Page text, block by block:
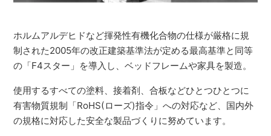
ホルムアルデヒドなど揮発性有機化合物の仕様が厳格に規
制された2005年の改正建築基準法が定める最高基準と同等
の「F4スター」を導入し、ベッドフレームや家具を製造。
使用するすべての塗料、接着剤、合板などひとつひとつに
有害物質規制「RoHS(ローズ)指令」への対応など、国内外
の規格に対応した安全な製品づくりに努めています。